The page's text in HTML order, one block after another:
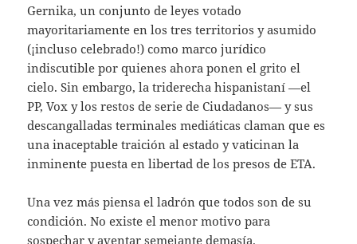
Gernika, un conjunto de leyes votado
mayoritariamente en los tres territorios y asumido
(¡incluso celebrado!) como marco jurídico
indiscutible por quienes ahora ponen el grito el
cielo. Sin embargo, la triderecha hispanistaní —el
PP, Vox y los restos de serie de Ciudadanos— y sus
descangalladas terminales mediáticas claman que es
una inaceptable traición al estado y vaticinan la
inminente puesta en libertad de los presos de ETA.
Una vez más piensa el ladrón que todos son de su
condición. No existe el menor motivo para
sospechar y aventar semejante demasía.